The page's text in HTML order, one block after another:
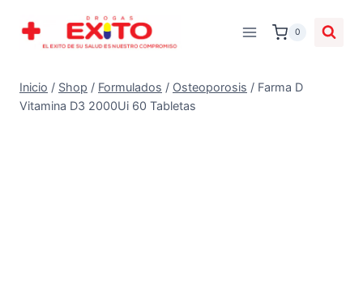
0
Inicio / Shop / Formulados / Osteoporosis / Farma D
Vitamina D3 2000Ui 60 Tabletas